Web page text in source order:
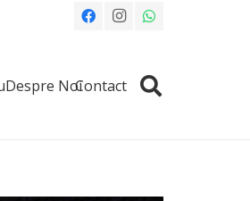
Despre NoiContact